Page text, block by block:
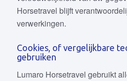
Horsetravel blijft
verwerkingen.
Cookies, of vergelijkbare
gebruiken
Lumaro Horsetravel gebruikt